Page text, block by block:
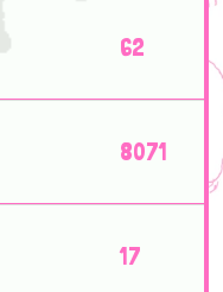
62
8071
17